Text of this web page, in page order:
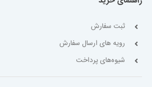
ثبت سفارش
رویه های ارسال سفارش
شیوه‌های پرداخت